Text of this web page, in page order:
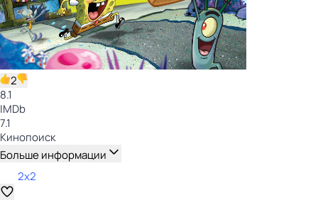
2
8.1
IMDb
7.1
Кинопоиск
Больше информации
2x2